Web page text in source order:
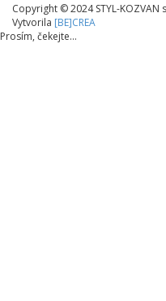
Copyright © 2024 STYL-KOZVAN
Vytvorila [BE]CREA
Prosím, čekejte...